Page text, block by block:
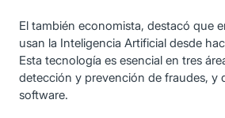
El también economista, destacó que
usan la Inteligencia Artificial desde
Esta tecnología es esencial en tres
detección y prevención de fraudes, y
software.